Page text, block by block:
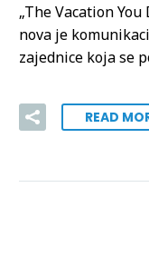
„The Vacation
nova je
zajednice koja se
READ